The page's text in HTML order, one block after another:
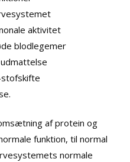
aktivitet
blodlegemer
af protein og
funktion, til normal
normale